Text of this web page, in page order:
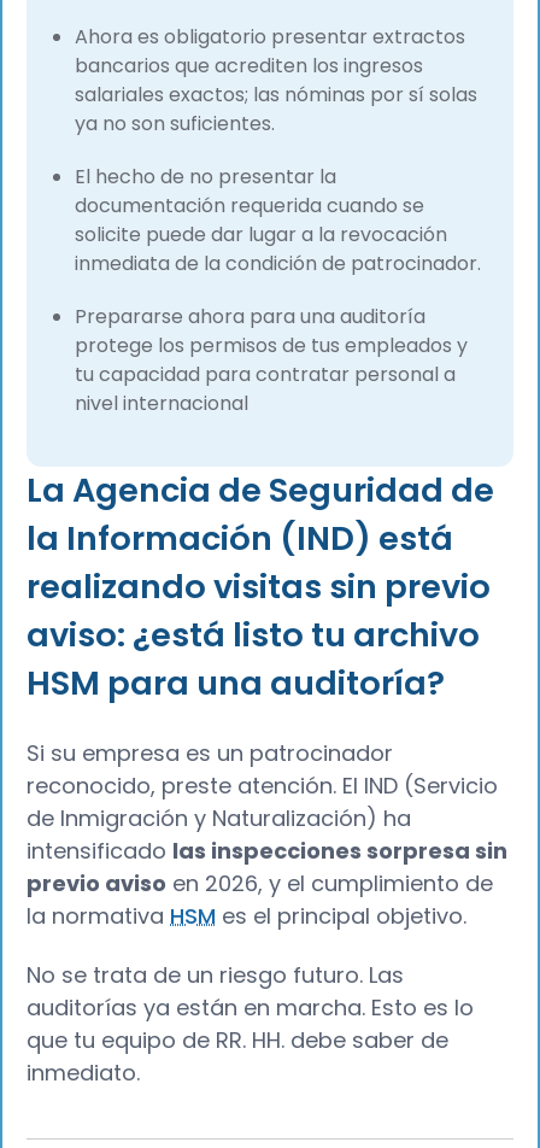
Ahora es obligatorio presentar extractos
bancarios que acrediten los ingresos
salariales exactos; las nóminas por sí solas
ya no son suficientes.
El hecho de no presentar la
documentación requerida cuando se
solicite puede dar lugar a la revocación
inmediata de la condición de patrocinador.
Prepararse ahora para una auditoría
protege los permisos de tus empleados y
tu capacidad para contratar personal a
nivel internacional
La Agencia de Seguridad de
la Información (IND) está
realizando visitas sin previo
aviso: ¿está listo tu archivo
HSM para una auditoría?
Si su empresa es un patrocinador
reconocido, preste atención. El IND (Servicio
de Inmigración y Naturalización) ha
intensificado las inspecciones sorpresa sin
previo aviso en 2026, y el cumplimiento de
la normativaHSM es el principal objetivo.
No se trata de un riesgo futuro. Las
auditorías ya están en marcha. Esto es lo
que tu equipo de RR. HH. debe saber de
inmediato.